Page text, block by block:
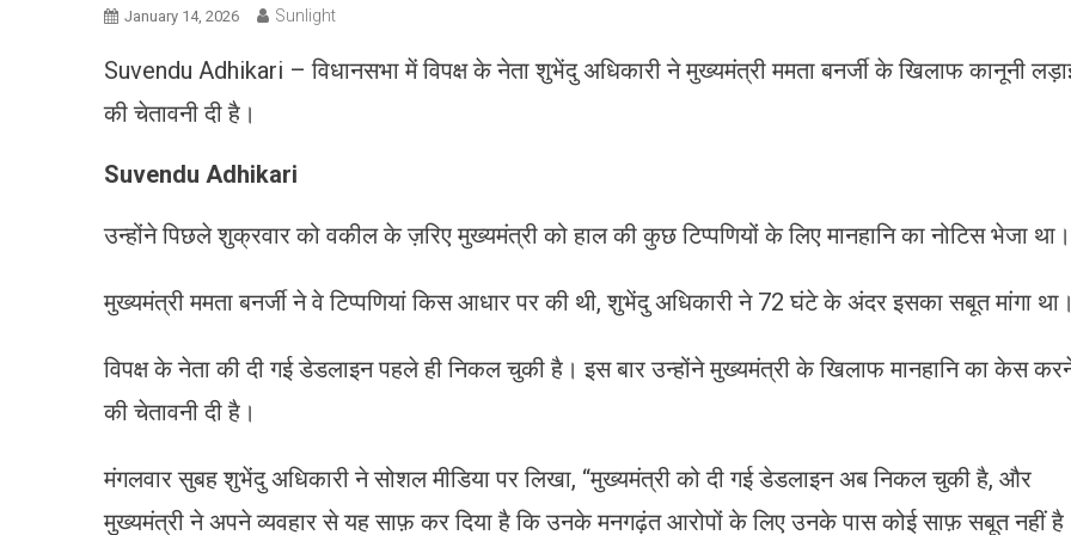
January 14, 2026 Sunlight
Suvendu Adhikari – विधानसभा में विपक्ष के नेता शुभेंदु अधिकारी ने मुख्यमंत्री ममता बनर्जी के खिलाफ कानूनी
की चेतावनी दी है।
Suvendu Adhikari
उन्होंने पिछले शुक्रवार को वकील के ज़रिए मुख्यमंत्री को हाल की कुछ टिप्पणियों के लिए मानहानि का नोटिस भेजा था।
मुख्यमंत्री ममता बनर्जी ने वे टिप्पणियां किस आधार पर की थी, शुभेंदु अधिकारी ने 72 घंटे के अंदर इसका सबूत मांगा था।
विपक्ष के नेता की दी गई डेडलाइन पहले ही निकल चुकी है। इस बार उन्होंने मुख्यमंत्री के खिलाफ मानहानि का केस
की चेतावनी दी है।
मंगलवार सुबह शुभेंदु अधिकारी ने सोशल मीडिया पर लिखा, “मुख्यमंत्री को दी गई डेडलाइन अब निकल चुकी है, और
मुख्यमंत्री ने अपने व्यवहार से यह साफ़ कर दिया है कि उनके मनगढ़ंत आरोपों के लिए उनके पास कोई साफ़ सबूत नहीं है